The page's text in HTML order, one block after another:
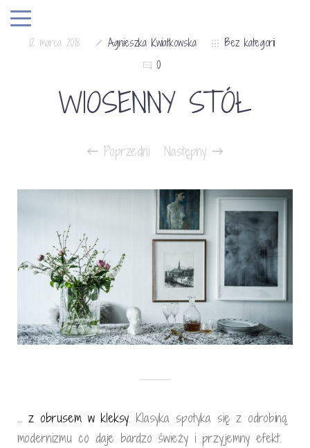
12 marca 2018 Agnieszka Kwiatkowska
Bez kategorii
0
WIOSENNY STÓŁ
Poprzedni Następny
… z obrusem w kleksy. Klasyka spotyka się z odrobiną
modernizmu co daje bardzo świeży i przyjemny efekt.